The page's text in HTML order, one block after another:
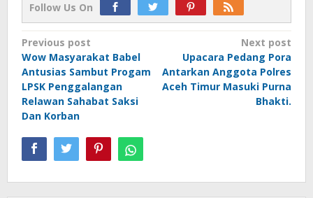
Follow Us On
Post
navigation
Previous post
Wow Masyarakat Babel
Antusias Sambut Progam
LPSK Penggalangan
Relawan Sahabat Saksi
Dan Korban
Next post
Upacara Pedang Pora
Antarkan Anggota Polres
Aceh Timur Masuki Purna
Bhakti.